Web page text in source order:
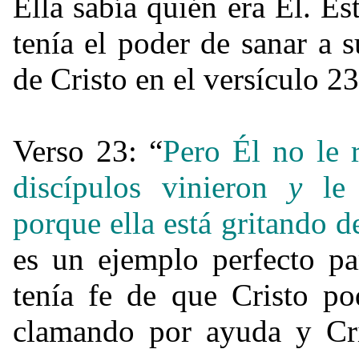
tenía el poder de sanar a
de Cristo en el versículo
Verso 23: “Pero Él no le
discípulos vinieron yle
porque ella está gritando
es un ejemplo perfecto
tenía fe de que Cristo
clamando por ayuda y